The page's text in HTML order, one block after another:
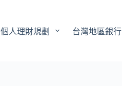
個人理財規劃 台灣地區銀行